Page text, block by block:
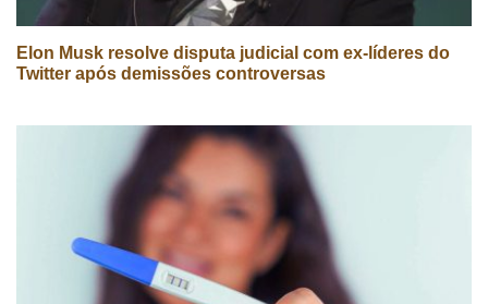
Elon Musk resolve disputa judicial com ex-líderes do
Twitter após demissões controversas